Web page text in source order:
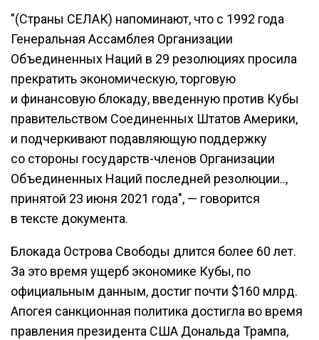
"(Страны СЕЛАК) напоминают, что с 1992 года
Генеральная Ассамблея Организации
Объединенных Наций в 29 резолюциях просила
прекратить экономическую, торговую
и финансовую блокаду, введенную против Кубы
правительством Соединенных Штатов Америки,
и подчеркивают подавляющую поддержку
со стороны государств-членов Организации
Объединенных Наций последней резолюции..,
принятой 23 июня 2021 года", — говорится
в тексте документа.
Блокада Острова Свободы длится более 60 лет.
За это время ущерб экономике Кубы, по
официальным данным, достиг почти $160 млрд.
Апогея санкционная политика достигла во время
правления президента США Дональда Трампа,